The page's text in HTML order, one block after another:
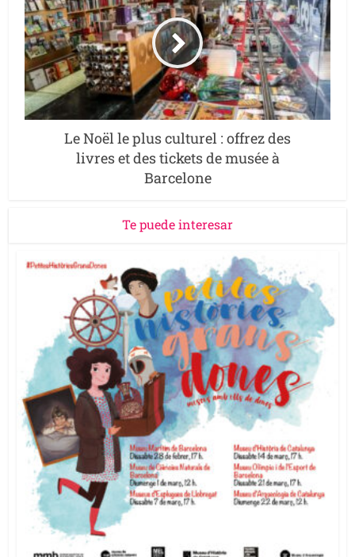
Le Noël le plus culturel : offrez des
livres et des tickets de musée à
Barcelone
Te puede interesar